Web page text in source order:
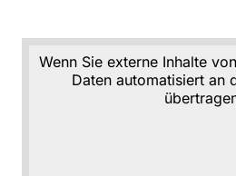
Wenn Sie externe Inhalte
Daten automatisiert an